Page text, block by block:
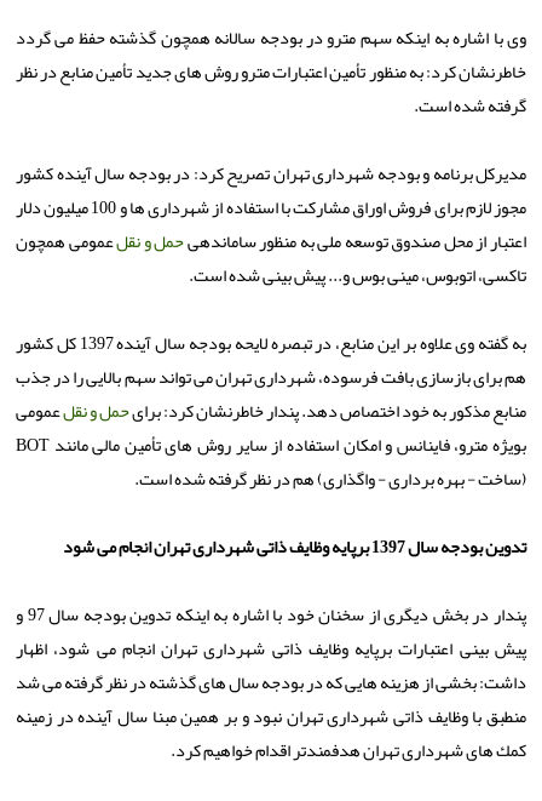
وی با اشاره به اینكه سهم مترو در بودجه سالانه همچون گذشته حفظ می گردد
خاطرنشان كرد: به منظور تأمین اعتبارات مترو روش های جدید تأمین منابع در نظر
گرفته شده است.
مدیركل برنامه و بودجه شهرداری تهران تصریح كرد: در بودجه سال آینده كشور
مجوز لازم برای فروش اوراق مشاركت با استفاده از شهرداری ها و 100 میلیون دلار
اعتبار از محل صندوق توسعه ملی به منظور ساماندهیحمل و نقلعمومی همچون
تاكسی، اتوبوس، مینی بوس و... پیش بینی شده است.
به گفته وی علاوه بر این منابع، در تبصره لایحه بودجه سال آینده 1397 كل كشور
هم برای بازسازی بافت فرسوده، شهرداری تهران می تواند سهم بالایی را در جذب
منابع مذكور به خود اختصاص دهد. پندار خاطرنشان كرد: برایحمل و نقلعمومی
بویژه مترو، فاینانس و امكان استفاده از سایر روش های تأمین مالی مانند BOT
(ساخت - بهره برداری - واگذاری) هم در نظر گرفته شده است.
تدوین بودجه سال 1397 برپایه وظایف ذاتی شهرداری تهران انجام می شود
پندار در بخش دیگری از سخنان خود با اشاره به اینكه تدوین بودجه سال 97 و
پیش بینی اعتبارات برپایه وظایف ذاتی شهرداری تهران انجام می شود، اظهار
داشت: بخشی از هزینه هایی كه در بودجه سال های گذشته در نظر گرفته می شد
منطبق با وظایف ذاتی شهرداری تهران نبود و بر همین مبنا سال آینده در زمینه
كمك های شهرداری تهران هدفمندتر اقدام خواهیم كرد.